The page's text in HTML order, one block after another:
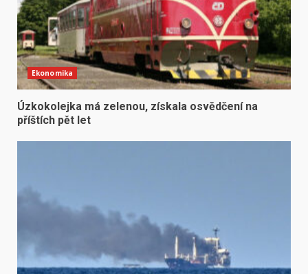
Ekonomika
Úzkokolejka má zelenou, získala osvědčení na
příštích pět let